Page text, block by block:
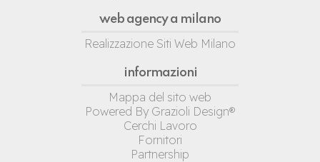
web agency a milano
Realizzazione Siti Web Milano
informazioni
Mappa del sito web
Powered By Grazioli Design®
Cerchi Lavoro
Fornitori
Partnership